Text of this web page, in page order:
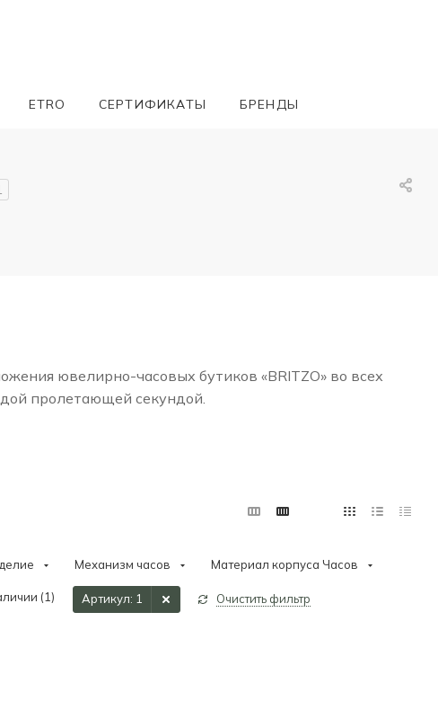
ETRO СЕРТИФИКАТЫ БРЕНДЫ
ювелирно-часовых бутиков «BRITZO» во всех
пролетающей секундой.
Механизм часов Материал корпуса Часов
(1) Артикул: 1 Очистить фильтр